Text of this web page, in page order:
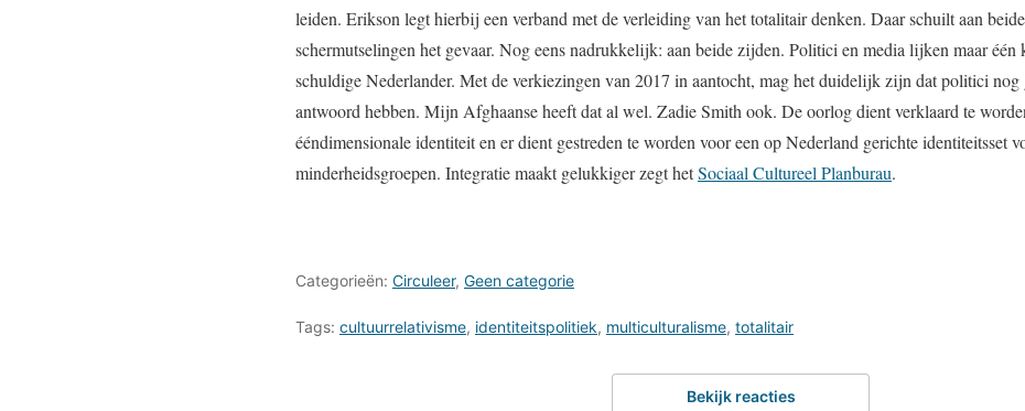
leiden. Erikson legt hierbij een verband met de verleiding van het totalitair denken. Daar schuilt aan
schermutselingen het gevaar. Nog eens nadrukkelijk: aan beide zijden. Politici en media lijken maar één
schuldige Nederlander. Met de verkiezingen van 2017 in aantocht, mag het duidelijk zijn dat politici nog
antwoord hebben. Mijn Afghaanse heeft dat al wel. Zadie Smith ook. De oorlog dient verklaard te
ééndimensionale identiteit en er dient gestreden te worden voor een op Nederland gerichte identiteitsset
minderheidsgroepen. Integratie maakt gelukkiger zegt hetSociaal Cultureel Planburau.
Categorieën: Circuleer, Geen categorie
Tags: cultuurrelativisme, identiteitspolitiek, multiculturalisme, totalitair
Bekijk reacties